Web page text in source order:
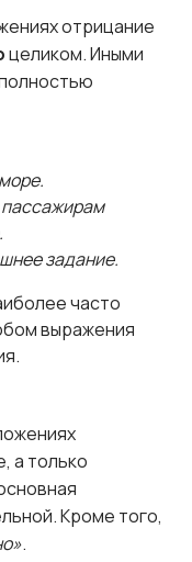
отрицание
целиком. Иными
задание.
часто
выражения
а только
Кроме того,
.